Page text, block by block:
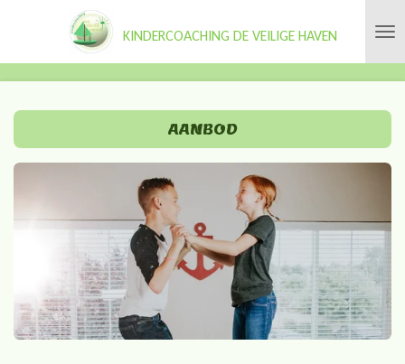
hoofdinhoud
KINDERCOACHING DE VEILIGE HAVEN
AANBOD